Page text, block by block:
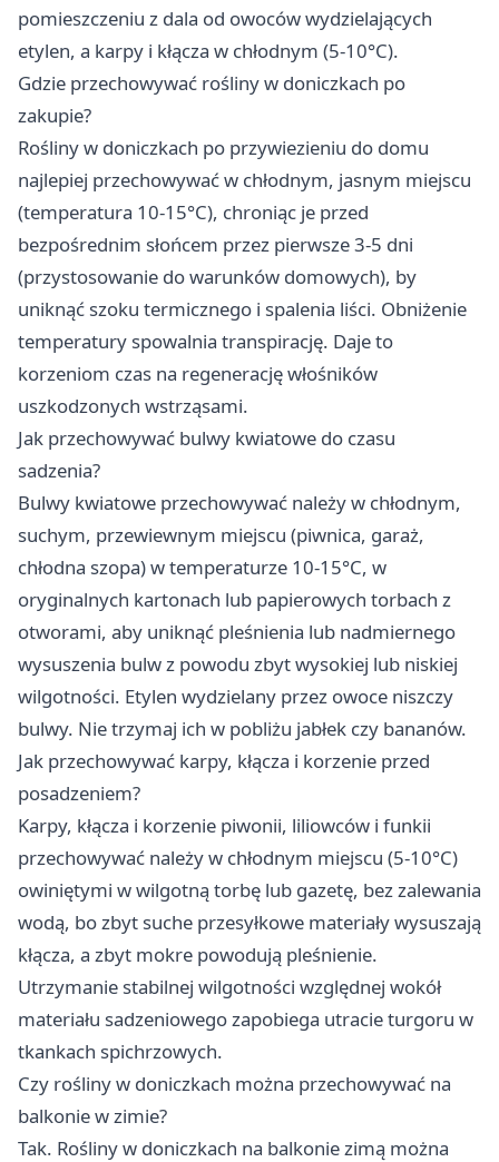
pomieszczeniu z dala od owoców wydzielających
etylen, a karpy i kłącza w chłodnym (5-10°C).
Gdzie przechowywać rośliny w doniczkach po
zakupie?
Rośliny w doniczkach po przywiezieniu do domu
najlepiej przechowywać w chłodnym, jasnym miejscu
(temperatura 10-15°C), chroniąc je przed
bezpośrednim słońcem przez pierwsze 3-5 dni
(przystosowanie do warunków domowych), by
uniknąć szoku termicznego i spalenia liści. Obniżenie
temperatury spowalnia transpirację. Daje to
korzeniom czas na regenerację włośników
uszkodzonych wstrząsami.
Jak przechowywać bulwy kwiatowe do czasu
sadzenia?
Bulwy kwiatowe przechowywać należy w chłodnym,
suchym, przewiewnym miejscu (piwnica, garaż,
chłodna szopa) w temperaturze 10-15°C, w
oryginalnych kartonach lub papierowych torbach z
otworami, aby uniknąć pleśnienia lub nadmiernego
wysuszenia bulw z powodu zbyt wysokiej lub niskiej
wilgotności. Etylen wydzielany przez owoce niszczy
bulwy. Nie trzymaj ich w pobliżu jabłek czy bananów.
Jak przechowywać karpy, kłącza i korzenie przed
posadzeniem?
Karpy, kłącza i korzenie piwonii, liliowców i funkii
przechowywać należy w chłodnym miejscu (5-10°C)
owiniętymi w wilgotną torbę lub gazetę, bez zalewania
wodą, bo zbyt suche przesyłkowe materiały wysuszają
kłącza, a zbyt mokre powodują pleśnienie.
Utrzymanie stabilnej wilgotności względnej wokół
materiału sadzeniowego zapobiega utracie turgoru w
tkankach spichrzowych.
Czy rośliny w doniczkach można przechowywać na
balkonie w zimie?
Tak. Rośliny w doniczkach na balkonie zimą można